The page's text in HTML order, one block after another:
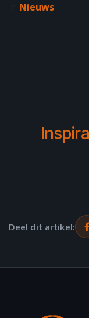
Nieuws
Deel dit artikel: